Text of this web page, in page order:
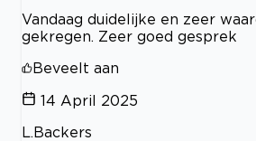
Vandaag duidelijke en zeer
gekregen. Zeer goed gesprek
Beveelt aan
14 April 2025
L.Backers